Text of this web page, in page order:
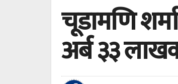
चूडामणि
अर्ब ३३